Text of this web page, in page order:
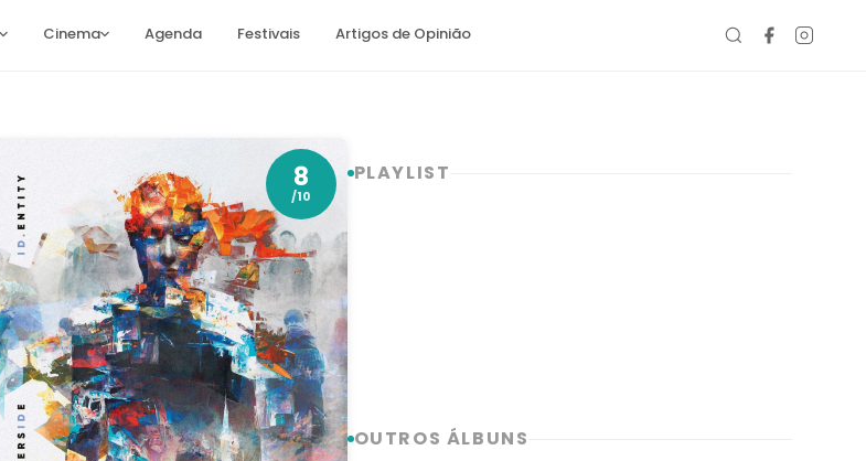
Cinema Agenda Festivais Artigos de Opinião
8
/10
PLAYLIST
OUTROS ÁLBUNS